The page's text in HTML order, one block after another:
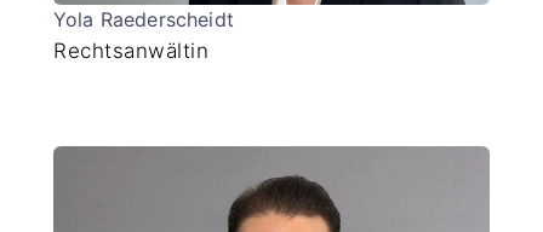
Yola Raederscheidt
Rechtsanwältin